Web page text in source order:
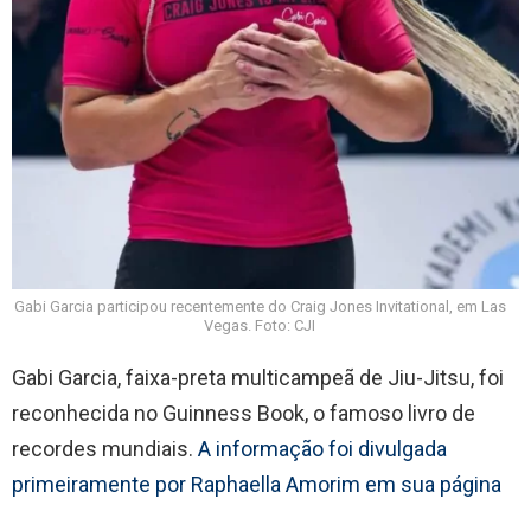
Gabi Garcia participou recentemente do Craig Jones Invitational, em Las
Vegas. Foto: CJI
Gabi Garcia, faixa-preta multicampeã de Jiu-Jitsu, foi
reconhecida no Guinness Book, o famoso livro de
recordes mundiais. A informação foi divulgada
primeiramente por Raphaella Amorim em sua página